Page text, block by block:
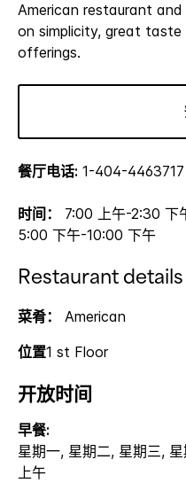
American restaurant
on simplicity, great taste
offerings.
餐厅电话: 1-404-4463717
时间：
7:00 上午-2:30 下
5:00 下午-10:00 下午
Restaurant details
菜肴：
American
位置1 st Floor
开放时间
早餐:
星期一, 星期二, 星期三,
上午